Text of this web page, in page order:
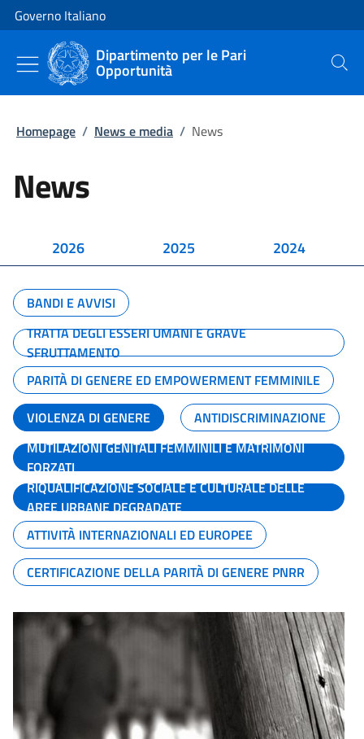
Vai al contenuto
Vai alla navigazione del sito
Governo Italiano
Dipartimento per le Pari
Opportunità Cerca
Homepage / News e media / News
News
2026 2025 2024
BANDI E AVVISI
TRATTA DEGLI ESSERI UMANI E GRAVE
SFRUTTAMENTO
PARITÀ DI GENERE ED EMPOWERMENT FEMMINILE
VIOLENZA DI GENERE
ANTIDISCRIMINAZIONE
MUTILAZIONI GENITALI FEMMINILI E MATRIMONI
FORZATI
RIQUALIFICAZIONE SOCIALE E CULTURALE DELLE
AREE URBANE DEGRADATE
ATTIVITÀ INTERNAZIONALI ED EUROPEE
CERTIFICAZIONE DELLA PARITÀ DI GENERE PNRR